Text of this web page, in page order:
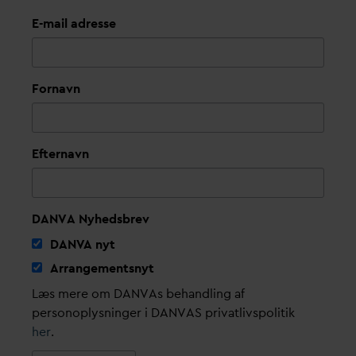
E-mail adresse
Fornavn
Efternavn
DANVA Nyhedsbrev
DANVA nyt
Arrangementsnyt
Læs mere om DANVAs behandling af
personoplysninger i DANVAS privatlivspolitik
her.